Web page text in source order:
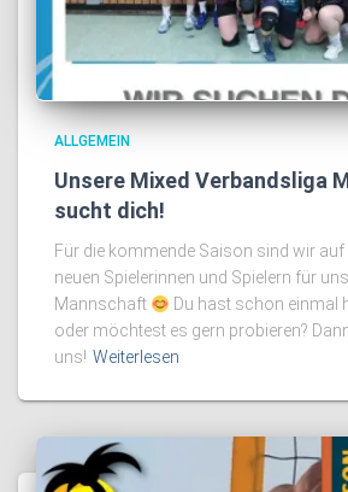
ALLGEMEIN
Unsere Mixed Verbandsliga
sucht dich!
Für die kommende Saison sind wir
neuen Spielerinnen und Spielern für
Mannschaft
Du hast schon einmal
oder möchtest es gern probieren?
uns! Weiterlesen